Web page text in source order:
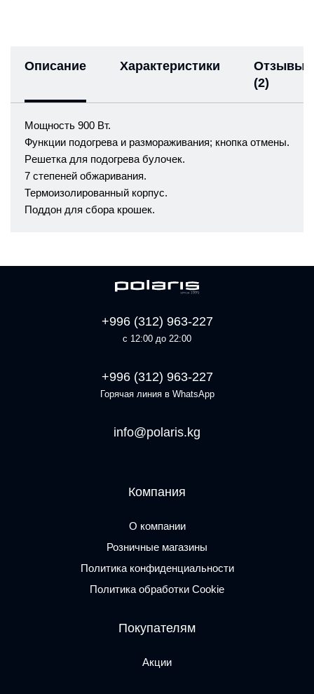
Описание Характеристики
Отзывы
(2)
Мощность 900 Вт.
Функции подогрева и размораживания; кнопка отмены.
Pешетка для подогрева булочек.
7 степеней обжаривания.
Термоизолированный корпус.
Поддон для сбора крошек.
+996 (312) 963-227
с 12:00 до 22:00
+996 (312) 963-227
Горячая линия в WhatsApp
info@polaris.kg
Компания
О компании
Розничные магазины
Политика конфиденциальности
Политика обработки Cookie
Покупателям
Акции